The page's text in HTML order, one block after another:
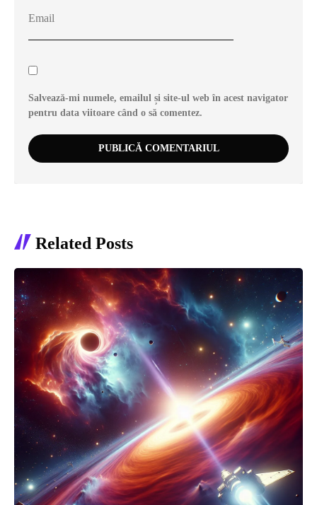
Salvează-mi numele, emailul și site-ul web în acest navigator
pentru data viitoare când o să comentez.
Related Posts